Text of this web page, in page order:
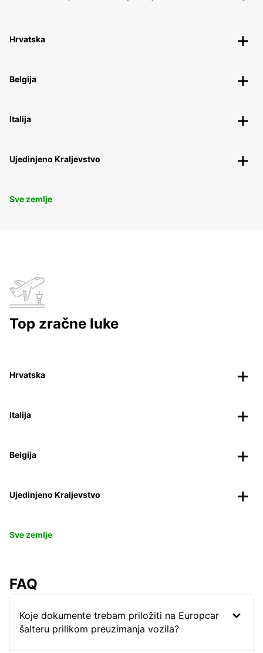
Hrvatska
Belgija
Italija
Ujedinjeno Kraljevstvo
Sve zemlje
Top zračne luke
Hrvatska
Italija
Belgija
Ujedinjeno Kraljevstvo
Sve zemlje
FAQ
Koje dokumente trebam priložiti na Europcar
šalteru prilikom preuzimanja vozila?